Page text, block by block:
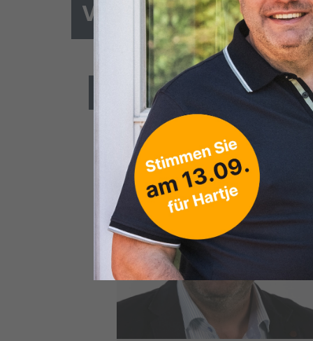
Vertreterinnnen und
Durch Ihre Stimmen